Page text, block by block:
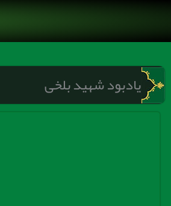
محتوا
یادبود شهید بلخی